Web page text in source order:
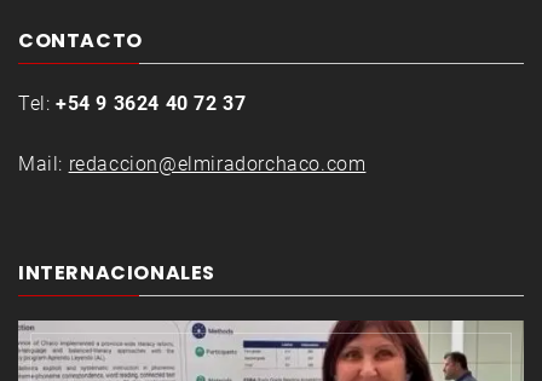
CONTACTO
Tel: +54 9 3624 40 72 37
Mail: redaccion@elmiradorchaco.com
INTERNACIONALES